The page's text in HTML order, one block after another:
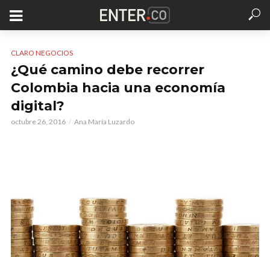
CLARO NEGOCIOS
¿Qué camino debe recorrer
Colombia hacia una economía
digital?
octubre 26, 2016 Ana María Luzardo